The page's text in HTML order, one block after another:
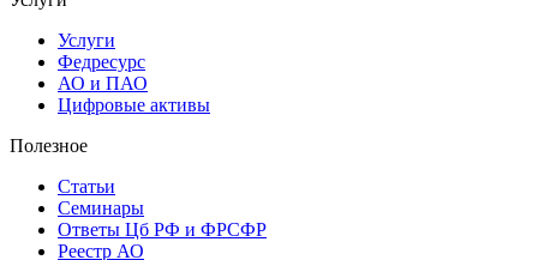
Услуги
Федресурс
АО и ПАО
Цифровые активы
Полезное
Статьи
Cеминары
Ответы Цб РФ и ФРСФР
Реестр АО